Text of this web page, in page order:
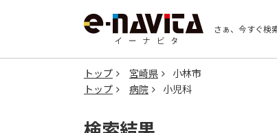
さぁ、今すぐ検
トップ 宮崎県
小林市
トップ
病院 小児科